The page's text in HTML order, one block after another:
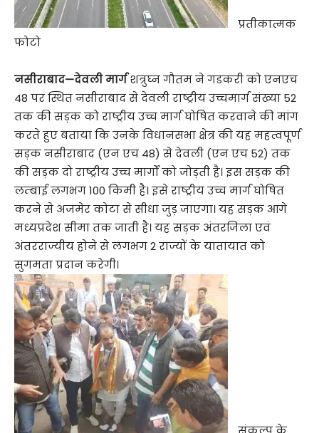
प्रतीकात्मक
फोटो
नसीराबाद—देवली मार्गशत्रुघ्न गौतम ने गडकरी को एनएच
48 पर स्थित नसीराबाद से देवली राष्ट्रीय उच्चमार्ग संख्या 52
तक की सड़क को राष्ट्रीय उच्च मार्ग घोषित करवाने की मांग
करते हुए बताया कि उनके विधानसभा क्षेत्र की यह महत्वपूर्ण
सड़क नसीराबाद (एन एच 48) से देवली (एन एच 52) तक
की सड़क दो राष्ट्रीय उच्च मार्गों को जोड़ती है। इस सड़क की
लम्बाई लगभग 100 किमी है। इसे राष्ट्रीय उच्च मार्ग घोषित
करने से अजमेर कोटा से सीधा जुड़ जाएगा। यह सड़क आगे
मध्यप्रदेश सीमा तक जाती है। यह सड़क अंतरजिला एवं
अंतरराज्यीय होने से लगभग 2 राज्यों के यातायात को
सुगमता प्रदान करेगी।